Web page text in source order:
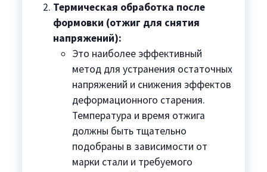
Термическая обработка после
формовки (отжиг для снятия
напряжений):
Это наиболее эффективный
метод для устранения остаточных
напряжений и снижения эффектов
деформационного старения.
Температура и время отжига
должны быть тщательно
подобраны в зависимости от
марки стали и требуемого